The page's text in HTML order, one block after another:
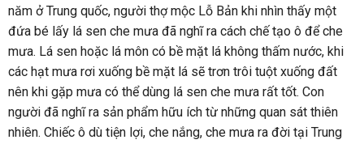
năm ở Trung quốc, người thợ mộc Lỗ Bản khi nhìn thấy một
đứa bé lấy lá sen che mưa đã nghĩ ra cách chế tạo ô để che
mưa. Lá sen hoặc lá môn có bề mặt lá không thấm nước, khi
các hạt mưa rơi xuống bề mặt lá sẽ trơn trôi tuột xuống đất
nên khi gặp mưa có thể dùng lá sen che mưa rất tốt. Con
người đã nghĩ ra sản phẩm hữu ích từ những quan sát thiên
nhiên. Chiếc ô dù tiện lợi, che nắng, che mưa ra đời tại Trung